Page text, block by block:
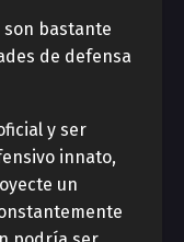
son bastante
de defensa
y ser
innato,
un